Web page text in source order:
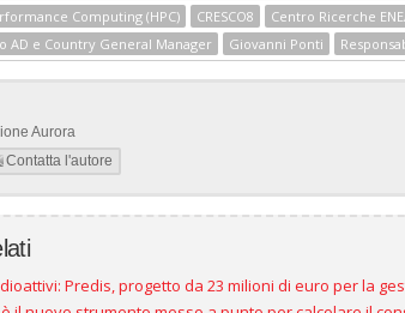
Computing (HPC) CRESCO8 Centro Ricerche
AD e Country General Manager
Giovanni Ponti
Aurora
Contatta l'autore
Predis, progetto da 23 milioni di euro per la